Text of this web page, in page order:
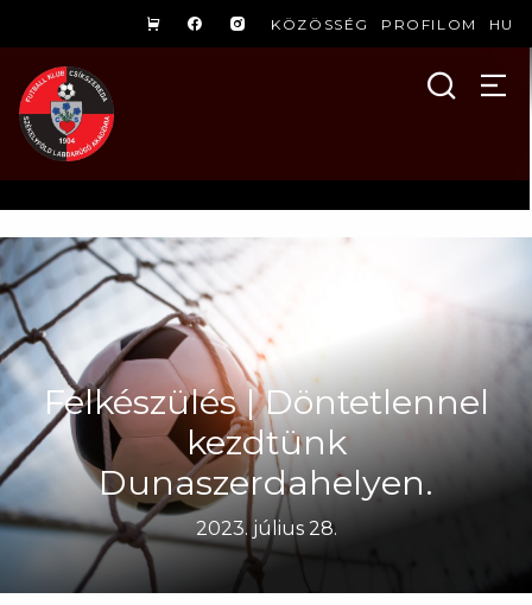
KÖZÖSSÉG PROFILOM HU
Felkészülés | Döntetlennel
kezdtünk
Dunaszerdahelyen.
2023. július 28.